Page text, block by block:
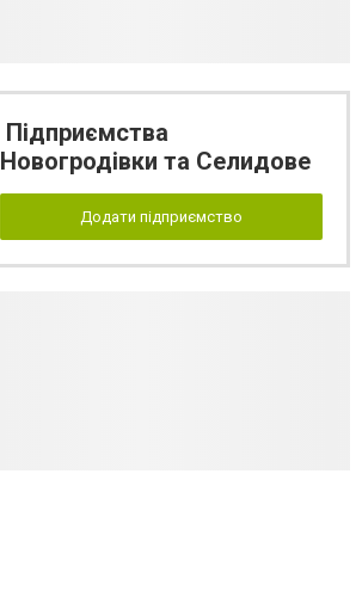
Підприємства
Новогродівки та Селидове
Додати підприємство